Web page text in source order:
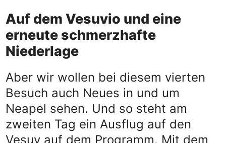
Auf dem Vesuvio und eine
erneute schmerzhafte
Niederlage
Aber wir wollen bei diesem vierten
Besuch auch Neues in und um
Neapel sehen. Und so steht am
zweiten Tag ein Ausflug auf den
Vesuv auf dem Programm. Mit dem